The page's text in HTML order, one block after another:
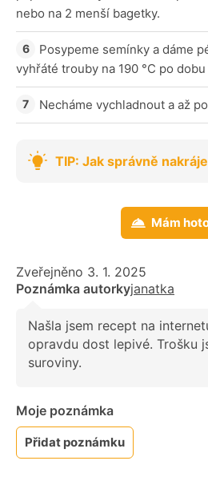
nebo na 2 menší bagetky.
Posypeme semínky a dáme
vyhřáté trouby na 190 °C po
Necháme vychladnout a až
TIP: Jak správně
Mám
Zveřejněno 3. 1. 2025
Poznámka autorkyjanatka
Našla jsem recept na
opravdu dost lepivé. Trošku
suroviny.
Moje poznámka
Přidat poznámku